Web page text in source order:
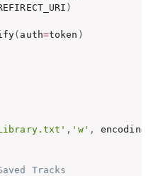
)
( auth=token )
, 'w' , encoding
Tracks